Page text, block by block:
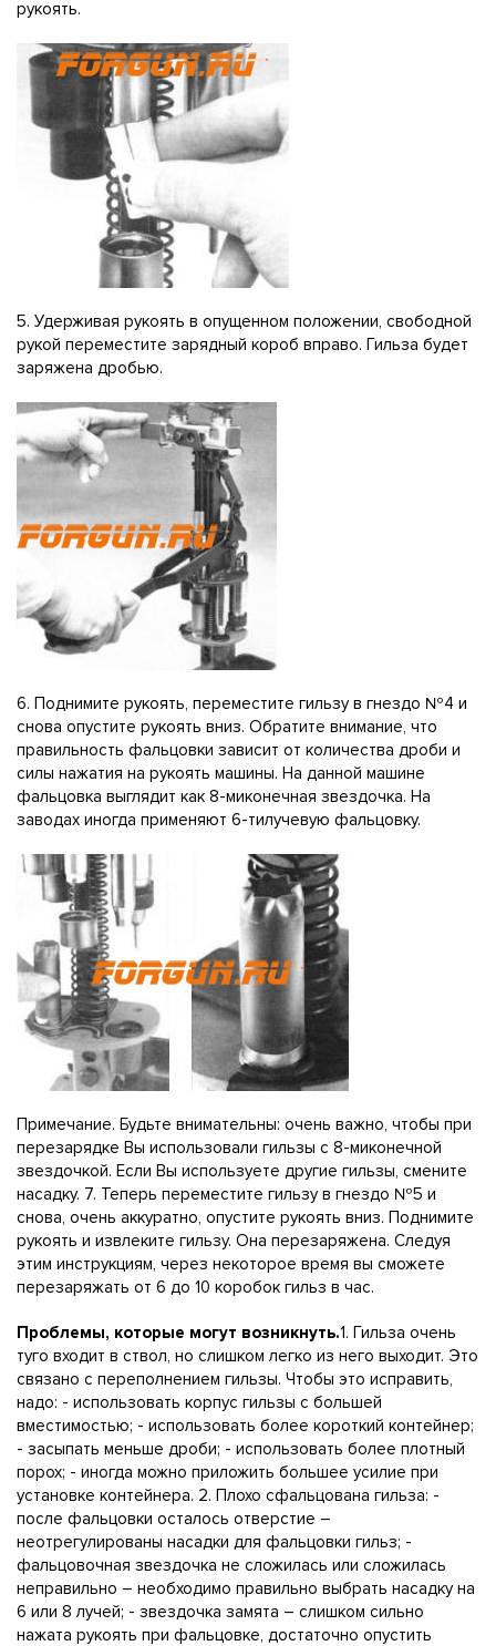
рукоять.
5. Удерживая рукоять в опущенном положении, свободной
рукой переместите зарядный короб вправо. Гильза будет
заряжена дробью.
6. Поднимите рукоять, переместите гильзу в гнездо №4 и
снова опустите рукоять вниз. Обратите внимание, что
правильность фальцовки зависит от количества дроби и
силы нажатия на рукоять машины. На данной машине
фальцовка выглядит как 8-миконечная звездочка. На
заводах иногда применяют 6-тилучевую фальцовку.
Примечание. Будьте внимательны: очень важно, чтобы при
перезарядке Вы использовали гильзы с 8-миконечной
звездочкой. Если Вы используете другие гильзы, смените
насадку. 7. Теперь переместите гильзу в гнездо №5 и
снова, очень аккуратно, опустите рукоять вниз. Поднимите
рукоять и извлеките гильзу. Она перезаряжена. Следуя
этим инструкциям, через некоторое время вы сможете
перезаряжать от 6 до 10 коробок гильз в час.
Проблемы, которые могут возникнуть.1. Гильза очень
туго входит в ствол, но слишком легко из него выходит. Это
связано с переполнением гильзы. Чтобы это исправить,
надо: - использовать корпус гильзы с большей
вместимостью; - использовать более короткий контейнер;
- засыпать меньше дроби; - использовать более плотный
порох; - иногда можно приложить большее усилие при
установке контейнера. 2. Плохо сфальцована гильза: -
после фальцовки осталось отверстие –
неотрегулированы насадки для фальцовки гильз; -
фальцовочная звездочка не сложилась или сложилась
неправильно – необходимо правильно выбрать насадку на
6 или 8 лучей; - звездочка замята – слишком сильно
нажата рукоять при фальцовке, достаточно опустить